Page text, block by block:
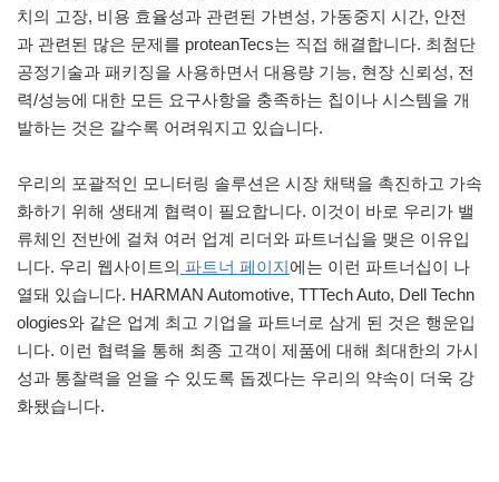
치의 고장, 비용 효율성과 관련된 가변성, 가동중지 시간, 안전
과 관련된 많은 문제를 proteanTecs는 직접 해결합니다. 최첨단
공정기술과 패키징을 사용하면서 대용량 기능, 현장 신뢰성, 전
력/성능에 대한 모든 요구사항을 충족하는 칩이나 시스템을 개
발하는 것은 갈수록 어려워지고 있습니다.
우리의 포괄적인 모니터링 솔루션은 시장 채택을 촉진하고 가속
화하기 위해 생태계 협력이 필요합니다. 이것이 바로 우리가 밸
류체인 전반에 걸쳐 여러 업계 리더와 파트너십을 맺은 이유입
니다. 우리 웹사이트의 파트너 페이지에는 이런 파트너십이 나
열돼 있습니다. HARMAN Automotive, TTTech Auto, Dell Techn
ologies와 같은 업계 최고 기업을 파트너로 삼게 된 것은 행운입
니다. 이런 협력을 통해 최종 고객이 제품에 대해 최대한의 가시
성과 통찰력을 얻을 수 있도록 돕겠다는 우리의 약속이 더욱 강
화됐습니다.